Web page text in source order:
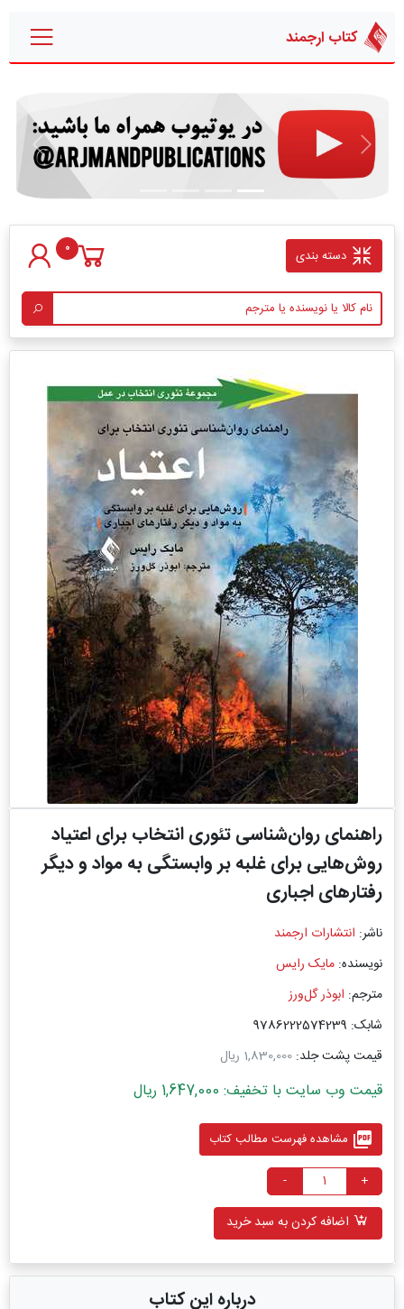
کتاب ارجمند
قبلی بعدی
دسته بندی 0
راهنمای روان‌شناسی تئوری انتخاب برای اعتیاد
روش‌هایی برای غلبه بر وابستگی به مواد و دیگر
رفتارهای اجباری
ناشر: انتشارات ارجمند
نویسنده: مایک رایس
مترجم: ابوذر گل‌ورز
شابک: 9786222574239
قیمت پشت جلد: 1,830,000 ریال
قیمت وب سایت با تخفیف: 1,647,000 ریال
picture_as_pdf مشاهده فهرست مطالب کتاب
+
-
اضافه کردن به سبد خرید
درباره این کتاب